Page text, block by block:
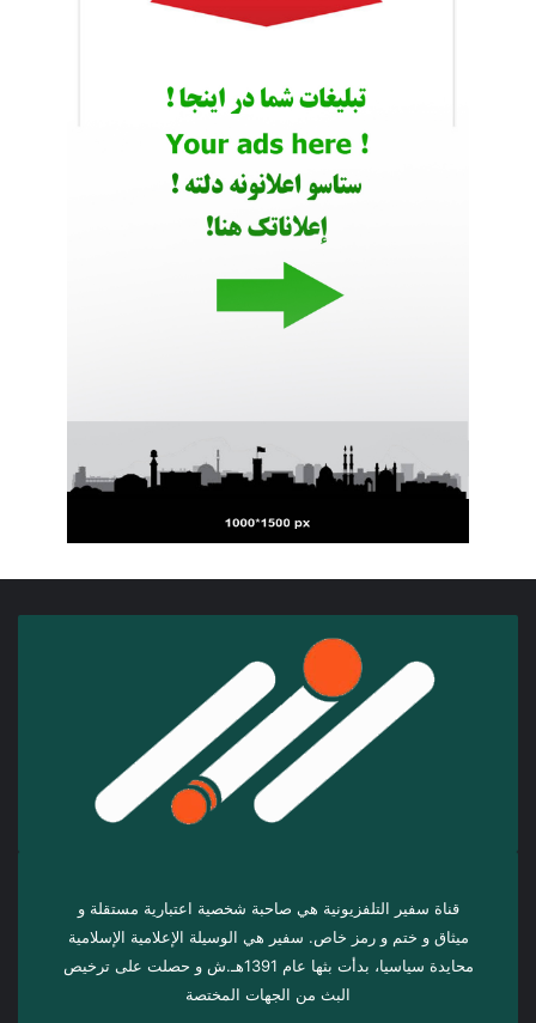
قناة سفير التلفزيونية هي صاحبة شخصية اعتبارية مستقلة و
ميثاق و ختم و رمز خاص. سفیر هي الوسيلة الإعلامية الإسلامية
محايدة سياسيا، بدأت بثها عام 1391هـ.ش و حصلت على ترخيص
البث من الجهات المختصة